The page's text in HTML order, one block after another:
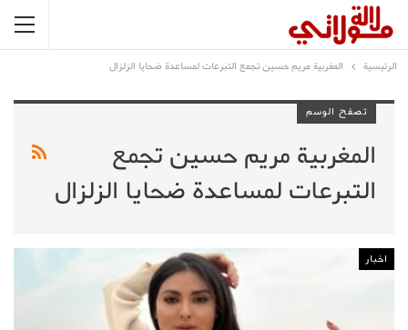
الرئيسية المغربية مريم حسين تجمع التبرعات لمساعدة ضحايا الزلزال
تصفح الوسم
المغربية مريم حسين تجمع
التبرعات لمساعدة ضحايا الزلزال
اخبار